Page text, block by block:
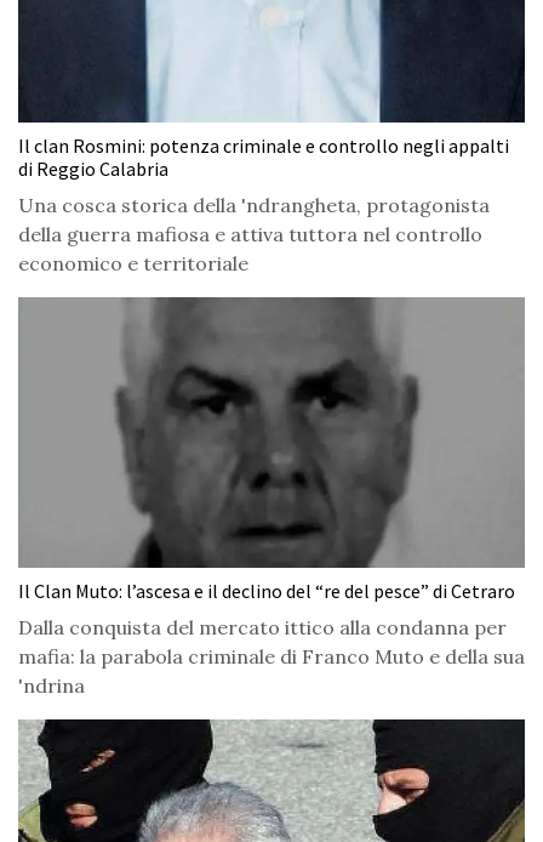
Il clan Rosmini: potenza criminale e controllo negli appalti
di Reggio Calabria
Una cosca storica della 'ndrangheta, protagonista
della guerra mafiosa e attiva tuttora nel controllo
economico e territoriale
Il Clan Muto: l’ascesa e il declino del “re del pesce” di Cetraro
Dalla conquista del mercato ittico alla condanna per
mafia: la parabola criminale di Franco Muto e della sua
'ndrina